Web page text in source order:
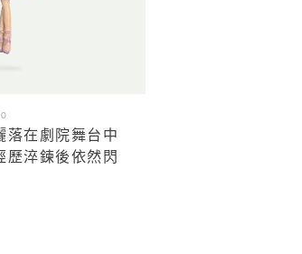
落在劇院舞台中
歷淬鍊後依然閃